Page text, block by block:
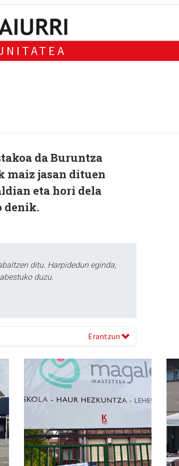
da Buruntza
maiz jasan dituen
eta hori dela
denik.
ditu. Harpidedun eginda,
duzu.
Erantzun